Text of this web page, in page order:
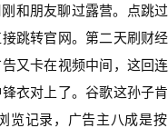
和朋友聊过露营。点跳
跳转官网。第二天刷财经
又卡在视频中间，这回
衣对上了。谷歌这孙子
览记录，广告主八成是